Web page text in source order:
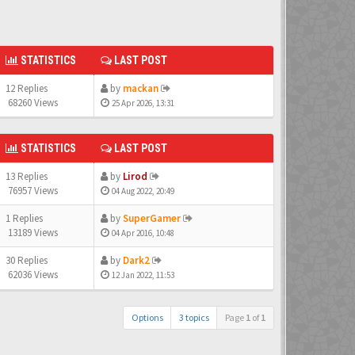
STATISTICS LAST POST
12 Replies
68260 Views
by mackan
25 Apr 2026, 13:31
STATISTICS LAST POST
13 Replies
76957 Views
by Lirod
04 Aug 2022, 20:49
1 Replies
13189 Views
bySuperGamer
04 Apr 2016, 10:48
30 Replies
62036 Views
by Dark2
12 Jan 2022, 11:53
Options 3 topics Page 1 of1